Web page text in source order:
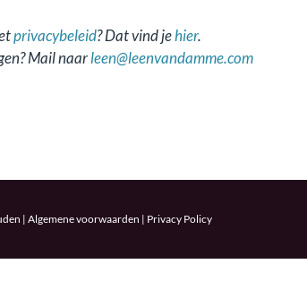
privacybeleid? Dat vind jehier.
Mail naarleen@leenvandamme.com
|Algemene voorwaarden | Privacy Policy